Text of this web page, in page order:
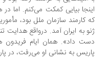
بیایی کمکت می‌کنم. اما در همان
کارمند سازمان ملل بود، مأموریتی در
به ایران آمد. درواقع هدایت تنها
داد». همان ایام فریدون
به نشانی او می‌رفت، در پاریس